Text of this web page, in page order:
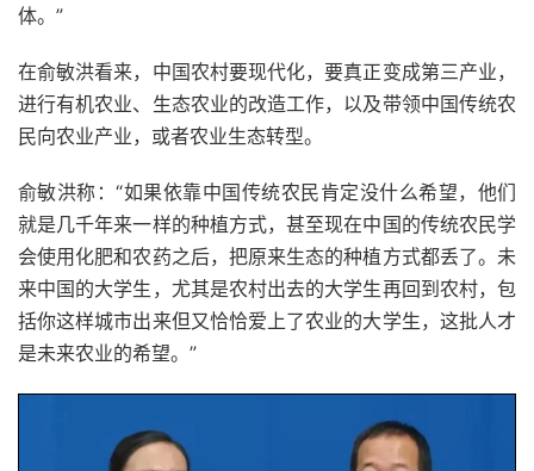
体。”
在俞敏洪看来，中国农村要现代化，要真正变成第三产业，
进行有机农业、生态农业的改造工作，以及带领中国传统农
民向农业产业，或者农业生态转型。
俞敏洪称：“如果依靠中国传统农民肯定没什么希望，他们
就是几千年来一样的种植方式，甚至现在中国的传统农民学
会使用化肥和农药之后，把原来生态的种植方式都丢了。未
来中国的大学生，尤其是农村出去的大学生再回到农村，包
括你这样城市出来但又恰恰爱上了农业的大学生，这批人才
是未来农业的希望。”